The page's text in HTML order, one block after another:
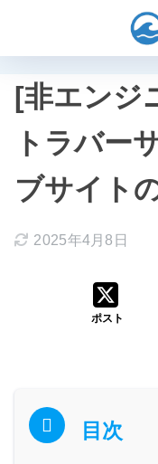
[非エンジ
トラバー
ブサイト
2025年4月8日
ポスト
目次